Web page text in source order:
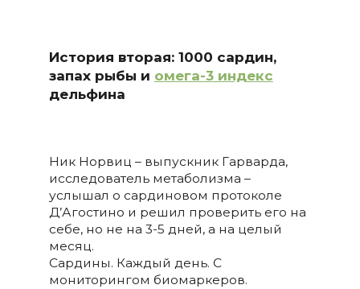
История вторая: 1000 сардин,
запах рыбы и омега-3 индекс
дельфина
Ник Норвиц – выпускник Гарварда,
исследователь метаболизма –
услышал о сардиновом протоколе
Д’Агостино и решил проверить его на
себе, но не на 3-5 дней, а на целый
месяц.
Сардины. Каждый день. С
мониторингом биомаркеров.